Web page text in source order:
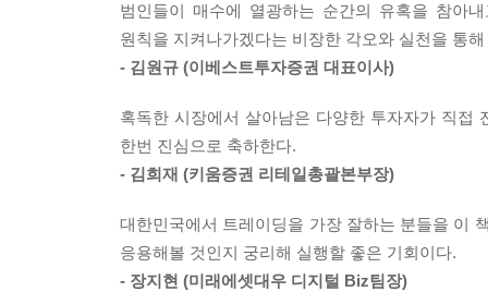
성공하였으나 주식투자에 뛰어들며 무서운 빚을
올라섰다. 살벌한 주식시장에서 일반인 투자자가
4. 타이밍의 마법사 - 이주원 / 제시스페라
실전투자대회 3회 입상, 우승 1회의 기록을 보
특성으로 월급이라는 적은 자본금으로 부를 쌓
5. 고수가 고수를 벤치마킹 - 김영옥 / 데이짱
실전투자대회 4회 입상 기록을 소유하였으며,
범인들이 매수에 열광하는 순간의 유혹을 참아
원칙을 지켜나가겠다는 비장한 각오와 실천을 통
- 김원규 (이베스트투자증권 대표이사)
혹독한 시장에서 살아남은 다양한 투자자가 직접
한번 진심으로 축하한다.
- 김희재 (키움증권 리테일총괄본부장)
대한민국에서 트레이딩을 가장 잘하는 분들을 이
응용해볼 것인지 궁리해 실행할 좋은 기회이다.
- 장지현 (미래에셋대우 디지털 Biz팀장)